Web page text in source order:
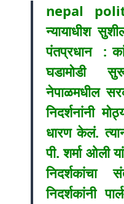
nepal
न्यायाधीश
पंतप्रधान :
घडामोडी
नेपाळमधील
निदर्शनांनी
धारण केलं.
पी. शर्मा ओली
निदर्शकांचा
निदर्शकांनी